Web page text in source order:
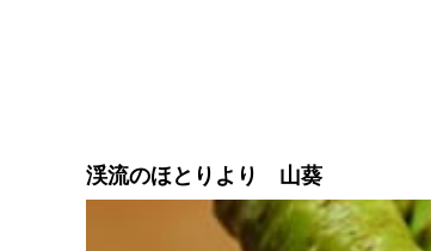
渓流のほとりより 山葵